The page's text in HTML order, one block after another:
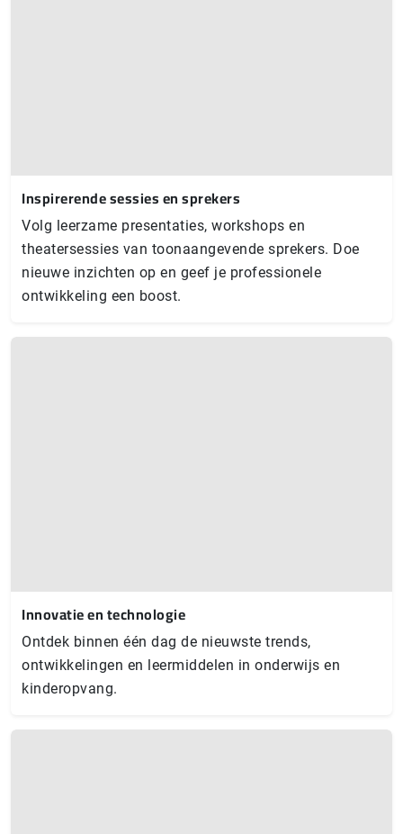
Inspirerende sessies en sprekers
Volg leerzame presentaties, workshops en
theatersessies van toonaangevende sprekers. Doe
nieuwe inzichten op en geef je professionele
ontwikkeling een boost.
Innovatie en technologie
Ontdek binnen één dag de nieuwste trends,
ontwikkelingen en leermiddelen in onderwijs en
kinderopvang.